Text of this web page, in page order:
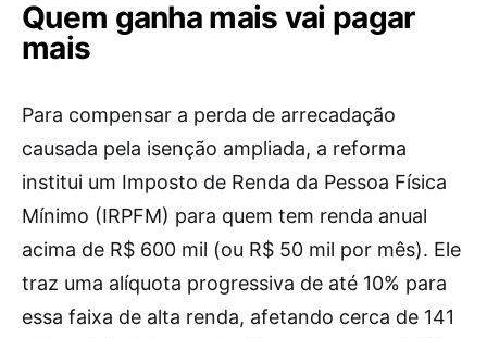
Quem ganha mais vai pagar
mais
Para compensar a perda de arrecadação
causada pela isenção ampliada, a reforma
institui um Imposto de Renda da Pessoa Física
Mínimo (IRPFM) para quem tem renda anual
acima de R$ 600 mil (ou R$ 50 mil por mês). Ele
traz uma alíquota progressiva de até 10% para
essa faixa de alta renda, afetando cerca de 141